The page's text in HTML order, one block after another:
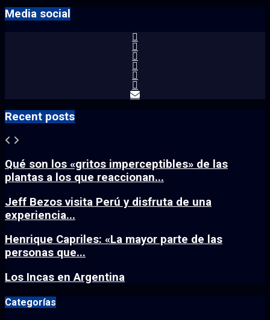
Media social
Recent posts
Qué son los «gritos imperceptibles» de las
plantas a los que reaccionan...
Jeff Bezos visita Perú y disfruta de una
experiencia...
Henrique Capriles: «La mayor parte de las
personas que...
Los Incas en Argentina
Categorías